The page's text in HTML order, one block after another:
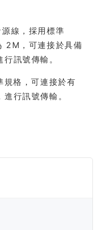
線，採用標準
2M，可連接於具備
訊號傳輸。
格，可連接於有
行訊號傳輸。